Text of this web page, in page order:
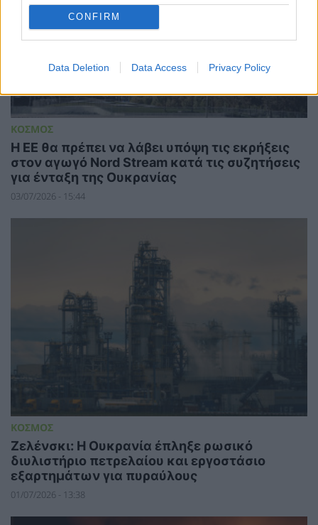
CONFIRM
Data Deletion Data Access Privacy Policy
ΚΟΣΜΟΣ
Η ΕΕ θα πρέπει να λάβει υπόψη τις εκρήξεις
στον αγωγό Nord Stream κατά τις συζητήσεις
για ένταξη της Ουκρανίας
03/07/2026 - 15:44
ΚΟΣΜΟΣ
Ζελένσκι: Η Ουκρανία έπληξε ρωσικό
διυλιστήριο πετρελαίου και εργοστάσιο
εξαρτημάτων για πυραύλους
01/07/2026 - 13:38